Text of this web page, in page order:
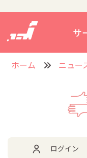
サ
ホーム ニュー
ログイン